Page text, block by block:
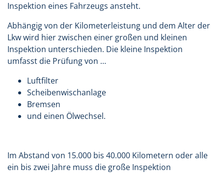
Inspektion eines Fahrzeugs ansteht.
Abhängig von der Kilometerleistung und dem Alter der
Lkw wird hier zwischen einer großen und kleinen
Inspektion unterschieden. Die kleine Inspektion
umfasst die Prüfung von …
Luftfilter
Scheibenwischanlage
Bremsen
und einen Ölwechsel.
Im Abstand von 15.000 bis 40.000 Kilometern oder alle
ein bis zwei Jahre muss die große Inspektion